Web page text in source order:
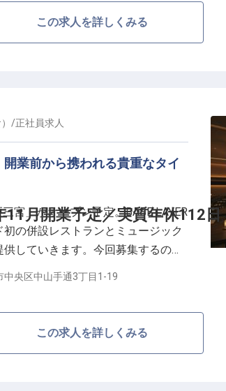
ュージックバーを含めた館内コン
体験をつくっていく。決まってい
る方、現場に深く入り込みながらよ
自社運営レストラン・ホテル）、交
この求人を詳しくみる
月開業予定／実質年休112日
/正社員求人
業前から携われる貴重なタイ
宮」がオープン予定。BASE LAYER
の併設レストランとミュージック
していきます。今回募集するのは
理・盛り付け・食材管理・衛生管
支えていただきます。
る／
中央区中山手通3丁目1-19
この求人を詳しくみる